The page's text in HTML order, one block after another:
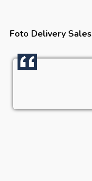
Foto Delivery Sales